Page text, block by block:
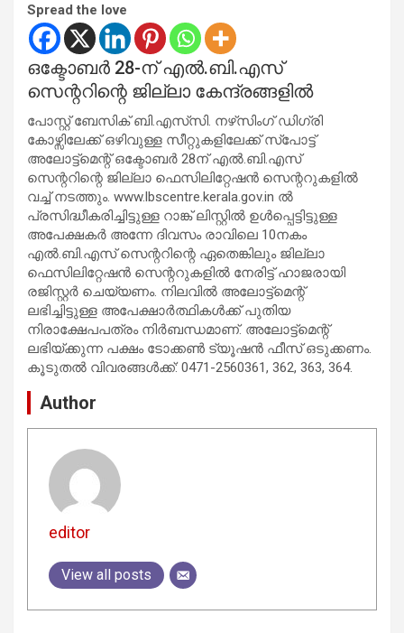
Spread the love
ഒക്ടോബർ 28-ന് എൽ.ബി.എസ്
സെന്ററിന്റെ ജില്ലാ കേന്ദ്രങ്ങളിൽ
പോസ്റ്റ് ബേസിക് ബി.എസ്‌സി. നഴ്‌സിംഗ് ഡിഗ്രി
കോഴ്സിലേക്ക് ഒഴിവുള്ള സീറ്റുകളിലേക്ക് സ്‌പോട്ട്
അലോട്ട്‌മെന്റ് ഒക്ടോബർ 28ന് എൽ.ബി.എസ്
സെന്ററിന്റെ ജില്ലാ ഫെസിലിറ്റേഷൻ സെന്ററുകളിൽ
വച്ച് നടത്തും. www.lbscentre.kerala.gov.in ൽ
പ്രസിദ്ധീകരിച്ചിട്ടുള്ള റാങ്ക് ലിസ്റ്റിൽ ഉൾപ്പെട്ടിട്ടുള്ള
അപേക്ഷകർ അന്നേ ദിവസം രാവിലെ 10നകം
എൽ.ബി.എസ് സെന്ററിന്റെ ഏതെങ്കിലും ജില്ലാ
ഫെസിലിറ്റേഷൻ സെന്ററുകളിൽ നേരിട്ട് ഹാജരായി
രജിസ്റ്റർ ചെയ്യണം. നിലവിൽ അലോട്ട്‌മെന്റ്
ലഭിച്ചിട്ടുള്ള അപേക്ഷാർത്ഥികൾക്ക് പുതിയ
നിരാക്ഷേപപത്രം നിർബന്ധമാണ്. അലോട്ട്‌മെന്റ്
ലഭിയ്ക്കുന്ന പക്ഷം ടോക്കൺ ട്യൂഷൻ ഫീസ് ഒടുക്കണം.
കൂടുതൽ വിവരങ്ങൾക്ക്: 0471-2560361, 362, 363, 364.
Author
editor
View all posts